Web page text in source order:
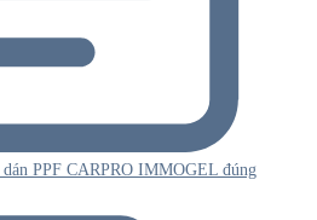
dán PPF CARPRO IMMOGEL đúng